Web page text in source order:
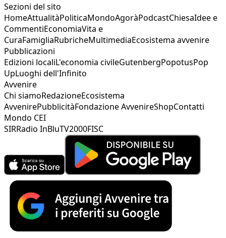
Sezioni del sito
HomeAttualitàPoliticaMondoAgoràPodcastChiesaIdee e
CommentiEconomiaVita e
CuraFamigliaRubricheMultimediaEcosistema avvenire
Pubblicazioni
Edizioni localiL'economia civileGutenbergPopotusPop
UpLuoghi dell'Infinito
Avvenire
Chi siamoRedazioneEcosistema
AvvenirePubblicitàFondazione AvvenireShopContatti
Mondo CEI
SIRRadio InBluTV2000FISC